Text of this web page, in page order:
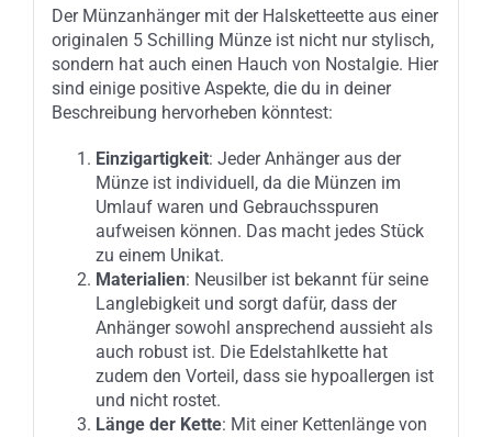
Der Münzanhänger mit der Halsketteette aus einer
originalen 5 Schilling Münze ist nicht nur stylisch,
sondern hat auch einen Hauch von Nostalgie. Hier
sind einige positive Aspekte, die du in deiner
Beschreibung hervorheben könntest:
Einzigartigkeit: Jeder Anhänger aus der
Münze ist individuell, da die Münzen im
Umlauf waren und Gebrauchsspuren
aufweisen können. Das macht jedes Stück
zu einem Unikat.
Materialien: Neusilber ist bekannt für seine
Langlebigkeit und sorgt dafür, dass der
Anhänger sowohl ansprechend aussieht als
auch robust ist. Die Edelstahlkette hat
zudem den Vorteil, dass sie hypoallergen ist
und nicht rostet.
Länge der Kette: Mit einer Kettenlänge von